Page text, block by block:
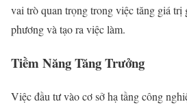
vai trò quan trọng trong việc tăng giá trị
phương và tạo ra việc làm.
Tiềm Năng Tăng Trưởng
Việc đầu tư vào cơ sở hạ tầng công